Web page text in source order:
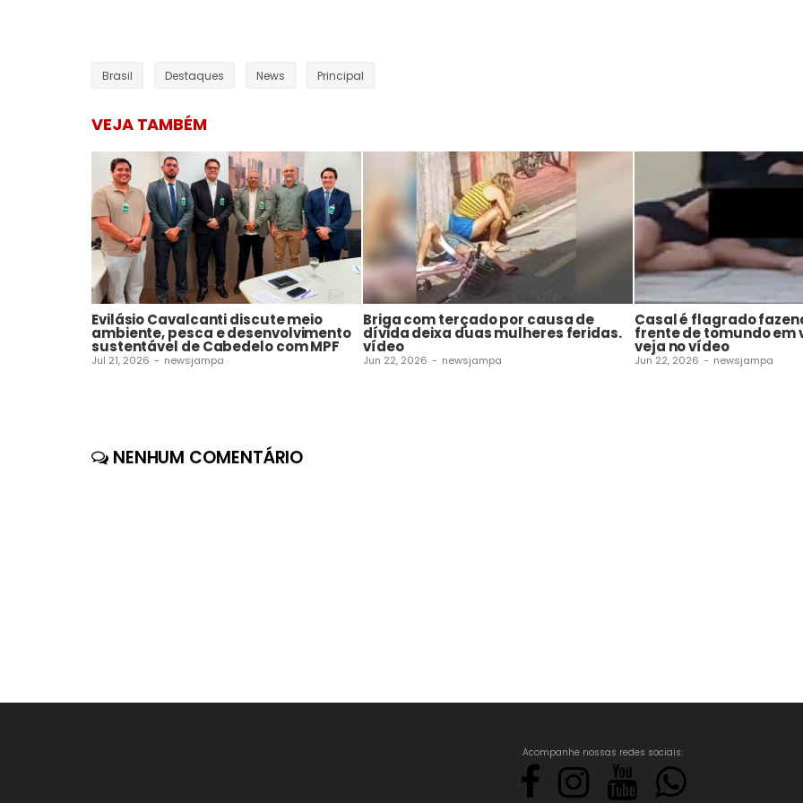
Brasil Destaques News Principal
VEJA TAMBÉM
Evilásio Cavalcanti discute meio
ambiente, pesca e desenvolvimento
sustentável de Cabedelo com MPF
Jul 21, 2026 - newsjampa
Briga com terçado por causa de
dívida deixa duas mulheres feridas.
vídeo
Jun 22, 2026 - newsjampa
Casal é flagrado
frente de tomundo em
veja no vídeo
Jun 22, 2026 - newsjampa
NENHUM COMENTÁRIO
Acompanhe nossas redes sociais: